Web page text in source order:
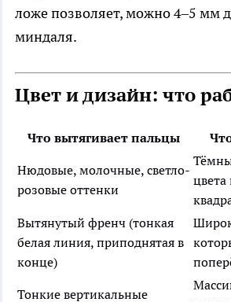
ложе позволяет, можно 4–5 мм
миндаля.
Цвет и дизайн: что
Что вытягивает пальцы
Нюдовые, молочные, светло-
розовые оттенки
Вытянутый френч (тонкая
белая линия, приподнятая в
конце)
Тонкие вертикальные